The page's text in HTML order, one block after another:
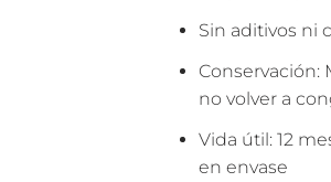
Sin aditivos ni
Conservación:
no volver a
Vida útil: 12
en envase